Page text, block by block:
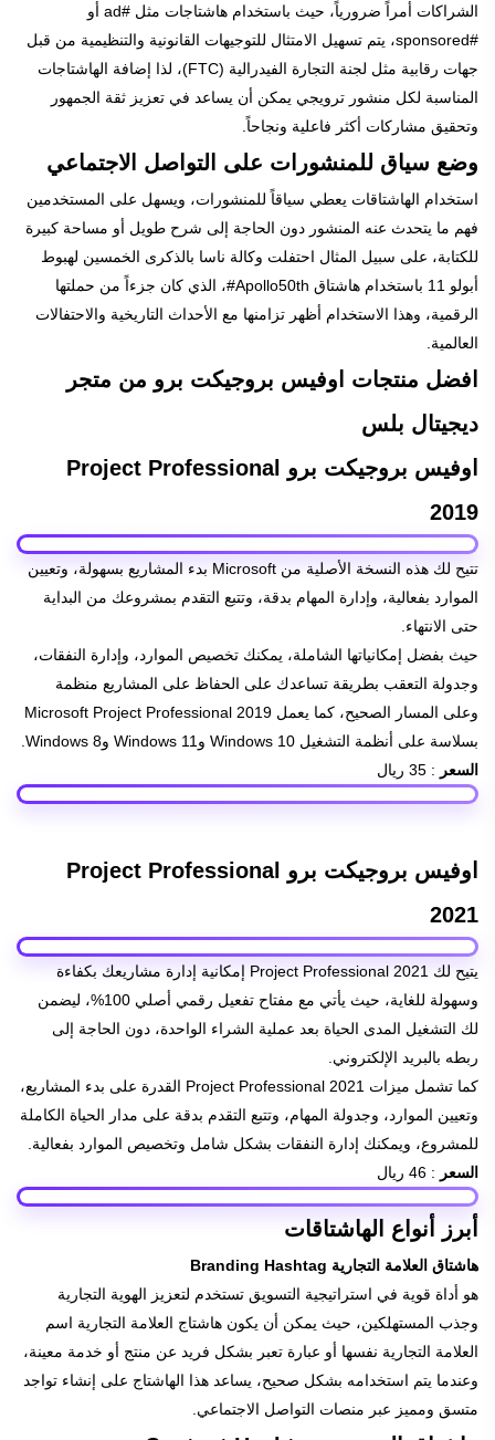
الشراكات أمراً ضرورياً، حيث باستخدام هاشتاجات مثل #ad أو
#sponsored، يتم تسهيل الامتثال للتوجيهات القانونية والتنظيمية من قبل
جهات رقابية مثل لجنة التجارة الفيدرالية (FTC)، لذا إضافة الهاشتاجات
المناسبة لكل منشور ترويجي يمكن أن يساعد في تعزيز ثقة الجمهور
وتحقيق مشاركات أكثر فاعلية ونجاحاً.
وضع سياق للمنشورات على التواصل الاجتماعي
استخدام الهاشتاقات يعطي سياقاً للمنشورات، ويسهل على المستخدمين
فهم ما يتحدث عنه المنشور دون الحاجة إلى شرح طويل أو مساحة كبيرة
للكتابة، على سبيل المثال احتفلت وكالة ناسا بالذكرى الخمسين لهبوط
أبولو 11 باستخدام هاشتاق Apollo50th#، الذي كان جزءاً من حملتها
الرقمية، وهذا الاستخدام أظهر تزامنها مع الأحداث التاريخية والاحتفالات
العالمية.
افضل منتجات اوفيس بروجيكت برو من متجر
ديجيتال بلس
اوفيس بروجيكت برو Project Professional
2019
تتيح لك هذه النسخة الأصلية من Microsoft بدء المشاريع بسهولة، وتعيين
الموارد بفعالية، وإدارة المهام بدقة، وتتبع التقدم بمشروعك من البداية
حتى الانتهاء.
حيث بفضل إمكانياتها الشاملة، يمكنك تخصيص الموارد، وإدارة النفقات،
وجدولة التعقب بطريقة تساعدك على الحفاظ على المشاريع منظمة
وعلى المسار الصحيح، كما يعمل Microsoft Project Professional 2019
بسلاسة على أنظمة التشغيل Windows 10 وWindows 11 وWindows 8.
السعر : 35 ريال
اوفيس بروجيكت برو Project Professional
2021
يتيح لك Project Professional 2021 إمكانية إدارة مشاريعك بكفاءة
وسهولة للغاية، حيث يأتي مع مفتاح تفعيل رقمي أصلي 100%، ليضمن
لك التشغيل المدى الحياة بعد عملية الشراء الواحدة، دون الحاجة إلى
ربطه بالبريد الإلكتروني.
كما تشمل ميزات Project Professional 2021 القدرة على بدء المشاريع،
وتعيين الموارد، وجدولة المهام، وتتبع التقدم بدقة على مدار الحياة الكاملة
للمشروع، ويمكنك إدارة النفقات بشكل شامل وتخصيص الموارد بفعالية.
السعر : 46 ريال
أبرز أنواع الهاشتاقات
هاشتاق العلامة التجارية Branding Hashtag
هو أداة قوية في استراتيجية التسويق تستخدم لتعزيز الهوية التجارية
وجذب المستهلكين، حيث يمكن أن يكون هاشتاج العلامة التجارية اسم
العلامة التجارية نفسها أو عبارة تعبر بشكل فريد عن منتج أو خدمة معينة،
وعندما يتم استخدامه بشكل صحيح، يساعد هذا الهاشتاج على إنشاء تواجد
متسق ومميز عبر منصات التواصل الاجتماعي.